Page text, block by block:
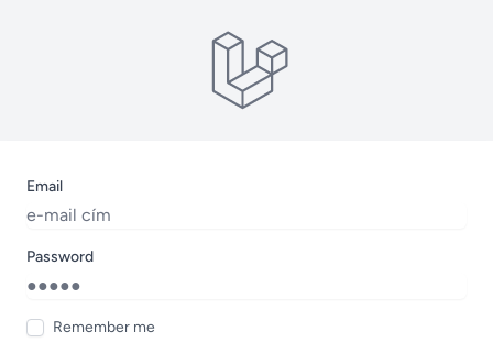
Email
Password
Remember me